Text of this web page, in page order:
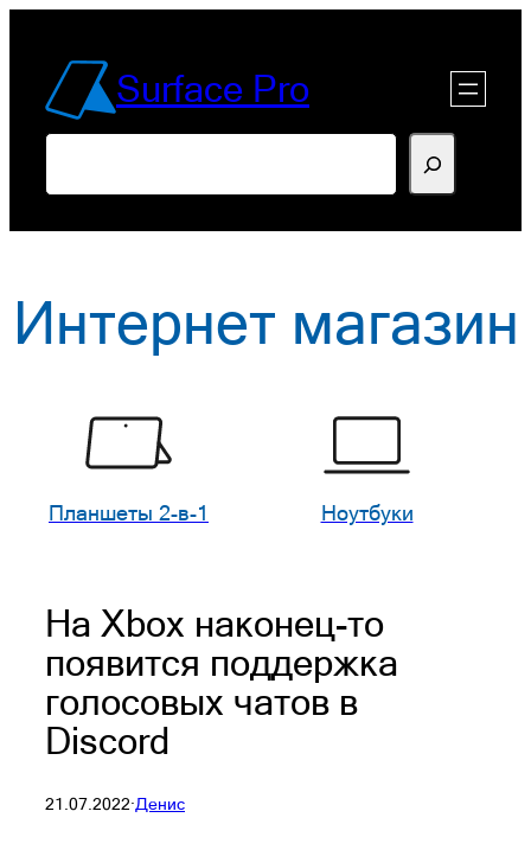
содержимомуSurface Pro
Интернет магазин
Планшеты 2-в-1 Ноутбуки
На Xbox наконец-то
появится поддержка
голосовых чатов в
Discord
21.07.2022·Денис